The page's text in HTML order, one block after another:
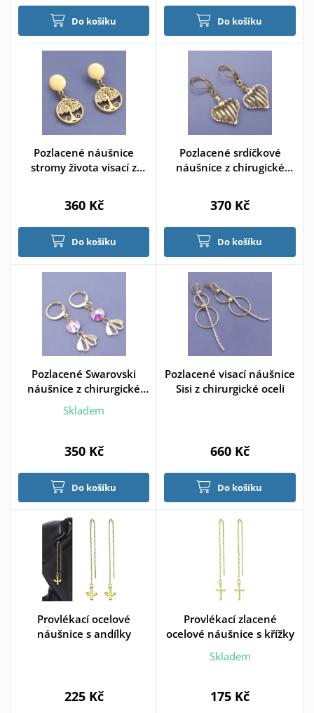
Do košíku Do košíku
Pozlacené náušnice
stromy života visací z
360 Kč
Do košíku
Pozlacené srdíčkové
náušnice z chirugické
370 Kč
Do košíku
Pozlacené Swarovski
náušnice z chirurgické
oceli lístečky
Skladem
350 Kč
Do košíku
Pozlacené visací náušnice
Sisi z chirurgické oceli
660 Kč
Do košíku
Provlékací ocelové
náušnice s andílky
225 Kč
Provlékací zlacené
ocelové náušnice s křížky
Skladem
175 Kč